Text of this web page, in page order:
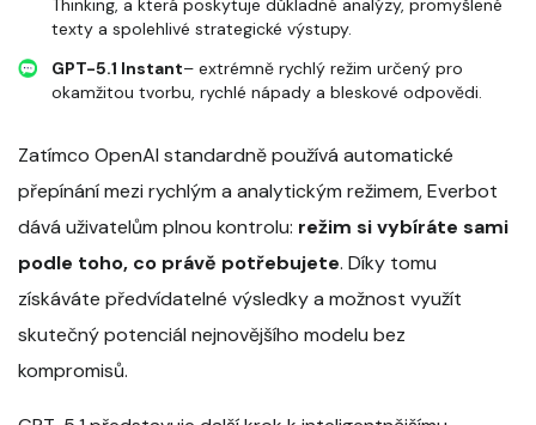
Thinking, a která poskytuje důkladné analýzy, promyšlené
texty a spolehlivé strategické výstupy.
GPT-5.1 Instant– extrémně rychlý režim určený pro
okamžitou tvorbu, rychlé nápady a bleskové odpovědi.
Zatímco OpenAI standardně používá automatické
přepínání mezi rychlým a analytickým režimem, Everbot
dává uživatelům plnou kontrolu: režim si vybíráte sami
podle toho, co právě potřebujete. Díky tomu
získáváte předvídatelné výsledky a možnost využít
skutečný potenciál nejnovějšího modelu bez
kompromisů.